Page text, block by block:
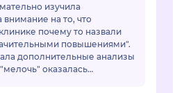
изучила
на то, что
почему то назвали
повышениями".
дополнительные анализы
оказалась